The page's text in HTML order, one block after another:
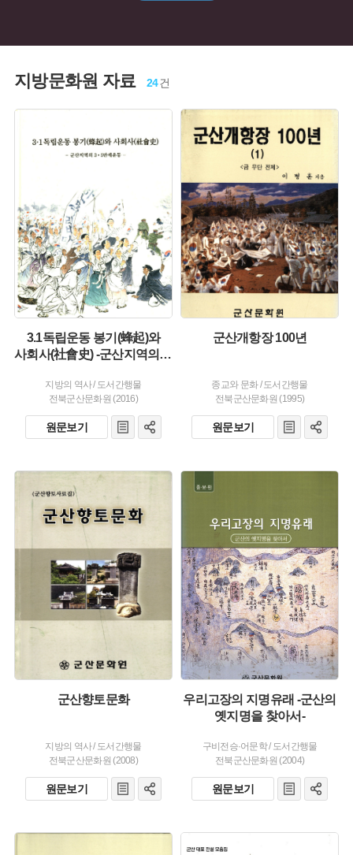
지방문화원 자료 24건
발행 :
생산 :
3.1독립운동 봉기(蜂起)와
사회사(社會史) -군산지역의 3·5만세운동
지방의 역사/ 도서간행물
전북군산문화원 (2016)
원문보기
발행 :
생산 :
군산개항장 100년
종교와 문화/도서간행물
전북군산문화원 (1995)
원문보기
주제 :
발행 :
군산향토문화
지방의 역사/ 도서간행물
전북군산문화원 (2008)
원문보기
주제 :
유형 :
발행 :
생산 :
우리고장의 지명유래 -군산의
옛지명을 찾아서-
구비전승·어문학/ 도서간행물
전북군산문화원 (2004)
원문보기